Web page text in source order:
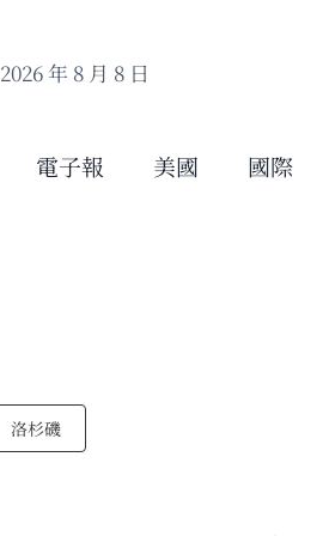
2026 年 8 月 8 日
電子報 美國 國際
洛杉磯